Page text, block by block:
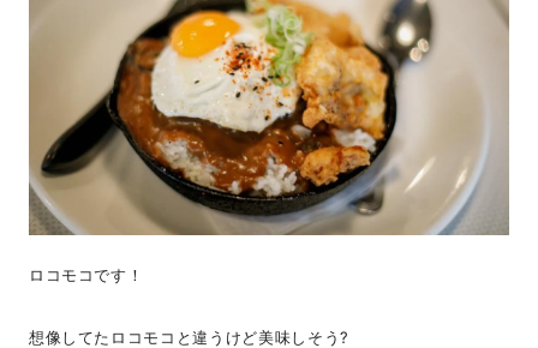
ロコモコです！
想像してたロコモコと違うけど美味しそう?